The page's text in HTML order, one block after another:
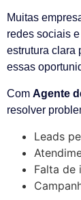
Muitas
redes sociais
estrutura clara
essas
Com Agente
resolver
Leads
Falta de